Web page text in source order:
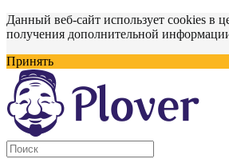
Данный веб-сайт использует cookies в
получения дополнительной
Принять